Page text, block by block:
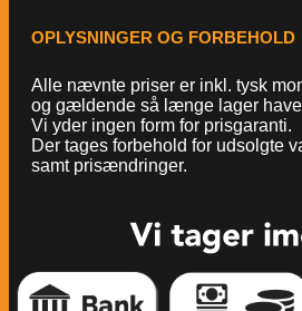
OPLYSNINGER OG FORBEHOLD
Alle nævnte priser er inkl. tysk
og gældende så længe lager
Vi yder ingen form for prisgaranti.
Der tages forbehold for udsolgte
samt prisændringer.